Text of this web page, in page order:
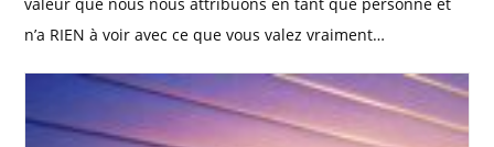
n’a RIEN à voir avec ce que vous valez vraiment…